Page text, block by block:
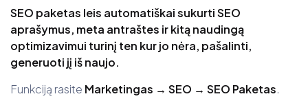
SEO paketas leis automatiškai sukurti SEO
aprašymus, meta antraštes ir kitą naudingą
optimizavimui turinį ten kur jo nėra, pašalinti,
generuoti jį iš naujo.
Funkciją rasite Marketingas → SEO → SEO Paketas.